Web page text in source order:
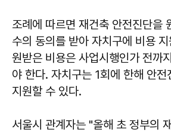
조례에 따르면 재건축 안전진단을
수의 동의를 받아 자치구에 비용 지
원받은 비용은 사업시행인가 전까
야 한다. 자치구는 1회에 한해 안
지원할 수 있다.
서울시 관계자는 "올해 초 정부의